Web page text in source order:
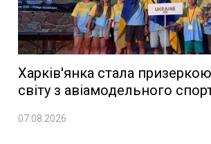
Харків'янка стала
світу з авіамодельного
07.08.2026